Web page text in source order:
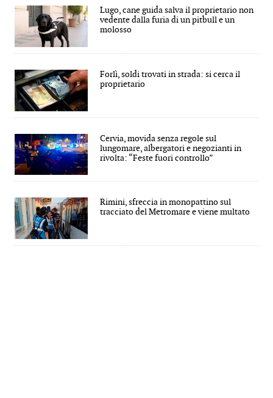
Lugo, cane guida salva il proprietario non
vedente dalla furia di un pitbull e un
molosso
Forlì, soldi trovati in strada: si cerca il
proprietario
Cervia, movida senza regole sul
lungomare, albergatori e negozianti in
rivolta: “Feste fuori controllo”
Rimini, sfreccia in monopattino sul
tracciato del Metromare e viene multato